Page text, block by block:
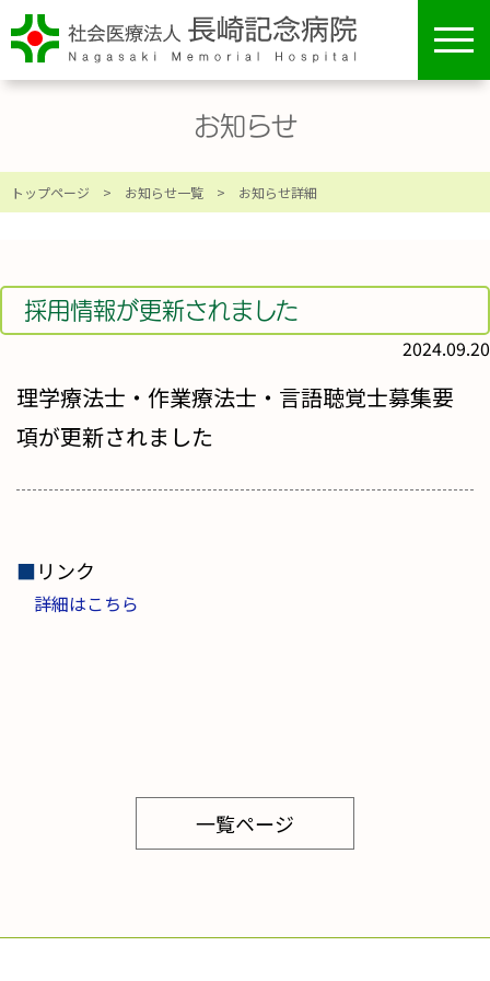
toggle
お知らせ
トップページ > お知らせ一覧 > お知らせ詳細
採用情報が更新されました
2024.09.20
理学療法士・作業療法士・言語聴覚士募集要
項が更新されました
■リンク
詳細はこちら
一覧ページ